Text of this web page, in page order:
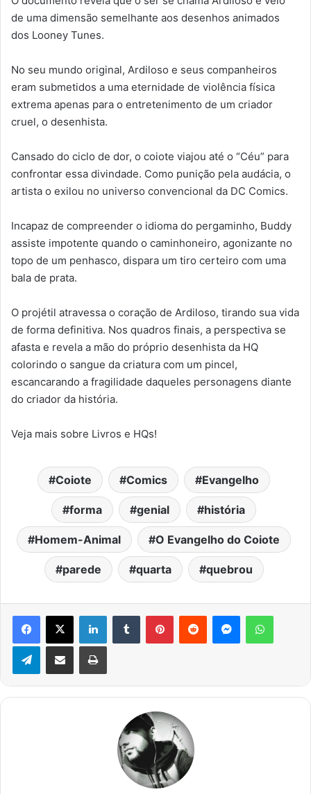
de uma dimensão semelhante aos desenhos animados
dos Looney Tunes.
No seu mundo original, Ardiloso e seus companheiros
eram submetidos a uma eternidade de violência física
extrema apenas para o entretenimento de um criador
cruel, o desenhista.
Cansado do ciclo de dor, o coiote viajou até o “Céu” para
confrontar essa divindade. Como punição pela audácia, o
artista o exilou no universo convencional da DC Comics.
Incapaz de compreender o idioma do pergaminho, Buddy
assiste impotente quando o caminhoneiro, agonizante no
topo de um penhasco, dispara um tiro certeiro com uma
bala de prata.
O projétil atravessa o coração de Ardiloso, tirando sua vida
de forma definitiva. Nos quadros finais, a perspectiva se
afasta e revela a mão do próprio desenhista da HQ
colorindo o sangue da criatura com um pincel,
escancarando a fragilidade daqueles personagens diante
do criador da história.
Veja mais sobre Livros e HQs!
Coiote Comics Evangelho
forma genial história
Homem-Animal O Evangelho do Coiote
parede quarta quebrou
Facebook
X LinkedinTumblr PinterestReddit Messenger
TelegramCompartilhar via e-mail Imprimir